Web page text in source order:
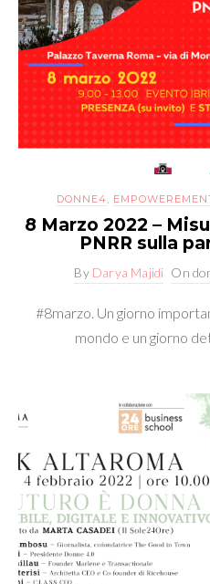
DONNE4,
8 Marzo 2022 –
PNRR sulla
By Darya Majidi On
#8marzo. Un giorno
mondo e un giorno